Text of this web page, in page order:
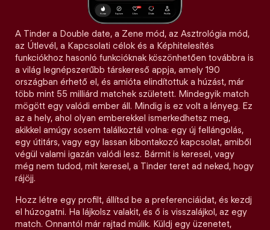
A Tinder a Double date, a Zene mód, az Asztrológia mód,
az Útlevél, a Kapcsolati célok és a Képhitelesítés
funkciókhoz hasonló funkcióknak köszönhetően továbbra is
a világ legnépszerűbb társkereső appja, amely 190
országban érhető el, és amióta elindítottuk a húzást, már
több mint 55 milliárd matchek született. Mindegyik match
mögött egy valódi ember áll. Mindig is ez volt a lényeg. Ez
az a hely, ahol olyan emberekkel ismerkedhetsz meg,
akikkel amúgy sosem találkoztál volna: egy új fellángolás,
egy útitárs, vagy egy lassan kibontakozó kapcsolat, amiből
végül valami igazán valódi lesz. Bármit is keresel, vagy
még nem tudod, mit keresel, a Tinder teret ad neked, hogy
rájöjj.
Hozz létre egy profilt, állítsd be a preferenciáidat, és kezdj
el húzogatni. Ha lájkolsz valakit, és ő is visszalájkol, az egy
match. Onnantól már rajtad múlik. Küldj egy üzenetet,